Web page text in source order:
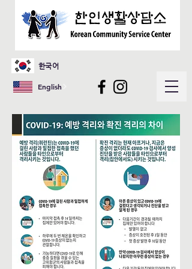
한국어
English